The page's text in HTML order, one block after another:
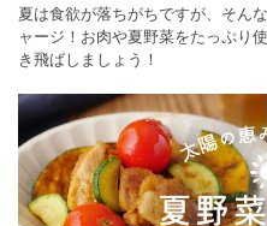
夏は食欲が落ちがちですが、そん
ャージ！お肉や夏野菜をたっぷり
き飛ばしましょう！